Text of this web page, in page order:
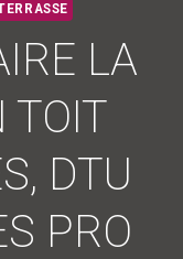
LA
TOIT
DTU
PRO